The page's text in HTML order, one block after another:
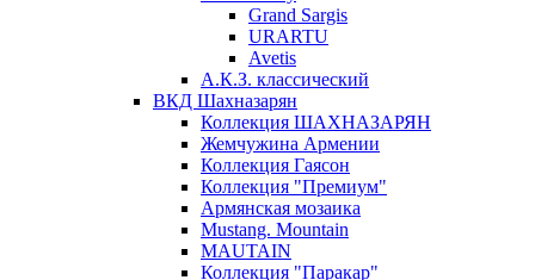
Grand Sargis
URARTU
Avetis
А.К.З. классический
ВКД Шахназарян
Коллекция ШАХНАЗАРЯН
Жемчужина Армении
Коллекция Гаясон
Коллекция "Премиум"
Армянская мозаика
Mustang. Mountain
MAUTAIN
Коллекция "Паракар"